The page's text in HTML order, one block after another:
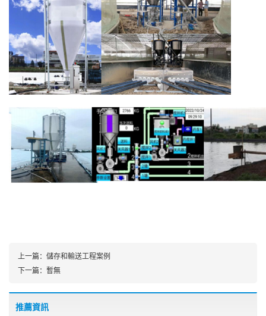
上一篇： 儲存和輸送工程案例
下一篇： 暫無
推薦資訊